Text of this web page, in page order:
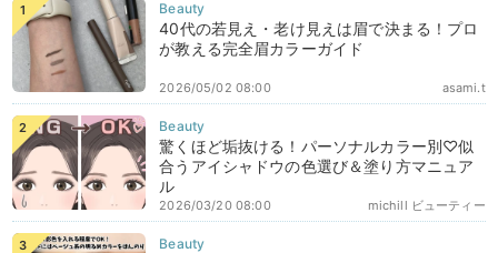
40代の若見え・老け見えは眉で決まる！プロ
が教える完全眉カラーガイド
asami.t
2026/05/02 08:00
驚くほど垢抜ける！パーソナルカラー別♡似
合うアイシャドウの色選び＆塗り方マニュア
ル
michill ビューティー
2026/03/20 08:00